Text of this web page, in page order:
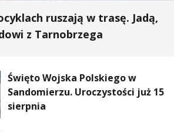
ruszają w trasę. Jadą,
z Tarnobrzega
Święto Wojska Polskiego w
Sandomierzu. Uroczystości już 15
sierpnia